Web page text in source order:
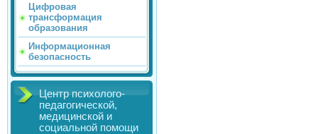
Цифровая
трансформация
образования
Информационная
безопасность
Центр психолого-
педагогической,
медицинской и
социальной помощи